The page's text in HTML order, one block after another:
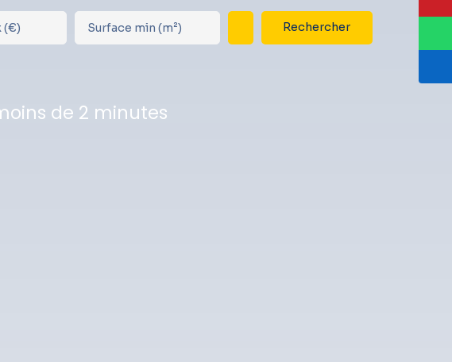
(€) Surface min (m²) Rechercher
de 2 minutes